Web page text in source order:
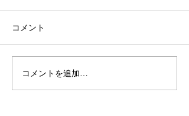
コメント
コメントを追加…